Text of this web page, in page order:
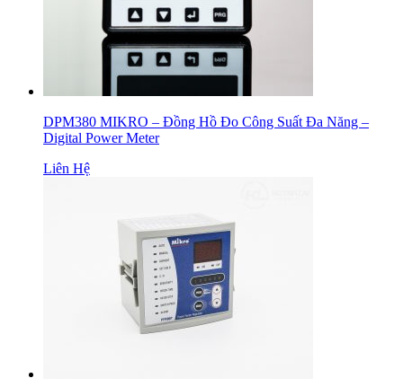
DPM380 MIKRO – Đồng Hồ Đo Công Suất Đa Năng –
Digital Power Meter
Liên Hệ